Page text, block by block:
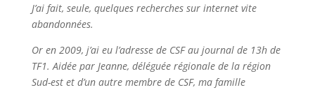
J’ai fait, seule, quelques recherches sur internet vite
abandonnées.
Or en 2009, j’ai eu l’adresse de CSF au journal de 13h de
TF1. Aidée par Jeanne, déléguée régionale de la région
Sud-est et d’un autre membre de CSF, ma famille